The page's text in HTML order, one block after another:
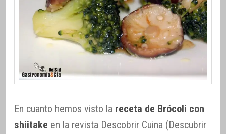
En cuanto hemos visto la receta de Brócoli con
shiitake en la revista Descobrir Cuina (Descubrir